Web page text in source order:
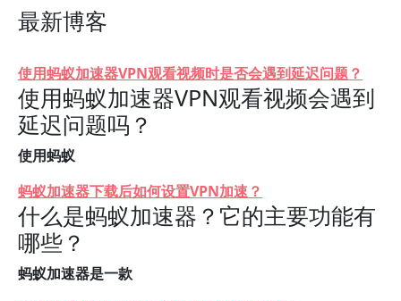
最新博客
使用蚂蚁加速器VPN观看视频时是否会遇到延迟问题？
使用蚂蚁加速器VPN观看视频会遇到
延迟问题吗？
使用蚂蚁
蚂蚁加速器下载后如何设置VPN加速？
什么是蚂蚁加速器？它的主要功能有
哪些？
蚂蚁加速器是一款